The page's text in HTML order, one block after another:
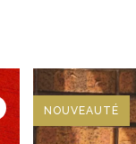
NOUVEAUTÉ